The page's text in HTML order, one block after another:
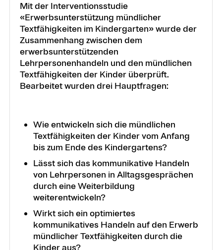
Mit der Interventionsstudie
«Erwerbsunterstützung mündlicher
Textfähigkeiten im Kindergarten» wurde der
Zusammenhang zwischen dem
erwerbsunterstützenden
Lehrpersonenhandeln und den mündlichen
Textfähigkeiten der Kinder überprüft.
Bearbeitet wurden drei Hauptfragen:
Wie entwickeln sich die mündlichen
Textfähigkeiten der Kinder vom Anfang
bis zum Ende des Kindergartens?
Lässt sich das kommunikative Handeln
von Lehrpersonen in Alltagsgesprächen
durch eine Weiterbildung
weiterentwickeln?
Wirkt sich ein optimiertes
kommunikatives Handeln auf den Erwerb
mündlicher Textfähigkeiten durch die
Kinder aus?